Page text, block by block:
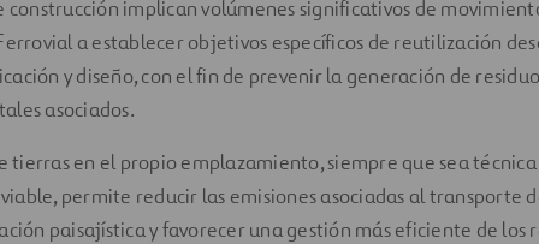
construcción implican volúmenes significativos de
a establecer objetivos específicos de reutilización
y diseño, con el fin de prevenir la generación de
asociados.
tierras en el propio emplazamiento, siempre que sea técnica
permite reducir las emisiones asociadas al transporte
paisajística y favorecer una gestión más eficiente de los